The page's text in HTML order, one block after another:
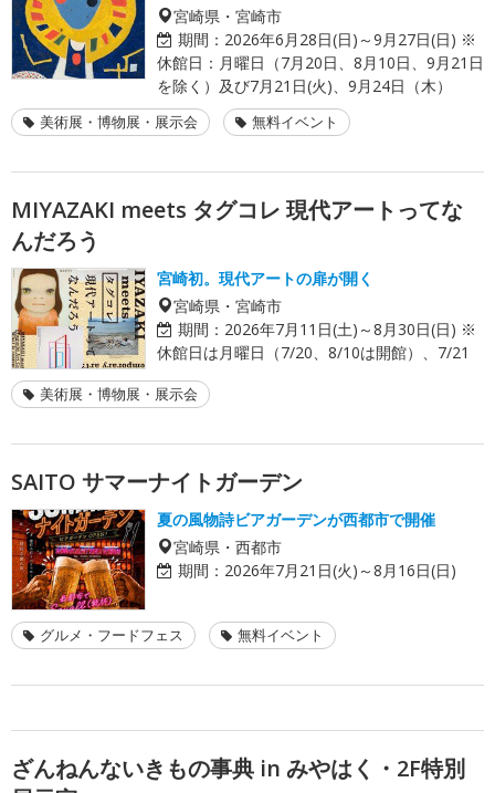
宮崎県・宮崎市
期間： 2026年6月28日(日)～9月27日(日) ※
休館日：月曜日（7月20日、8月10日、9月21日
を除く）及び7月21日(火)、9月24日（木）
美術展・博物展・展示会 無料イベント
MIYAZAKI meets タグコレ 現代アートってな
んだろう
宮崎初。現代アートの扉が開く
宮崎県・宮崎市
期間： 2026年7月11日(土)～8月30日(日) ※
休館日は月曜日（7/20、8/10は開館）、7/21
美術展・博物展・展示会
SAITO サマーナイトガーデン
夏の風物詩ビアガーデンが西都市で開催
宮崎県・西都市
期間： 2026年7月21日(火)～8月16日(日)
グルメ・フードフェス 無料イベント
ざんねんないきもの事典 in みやはく・2F特別